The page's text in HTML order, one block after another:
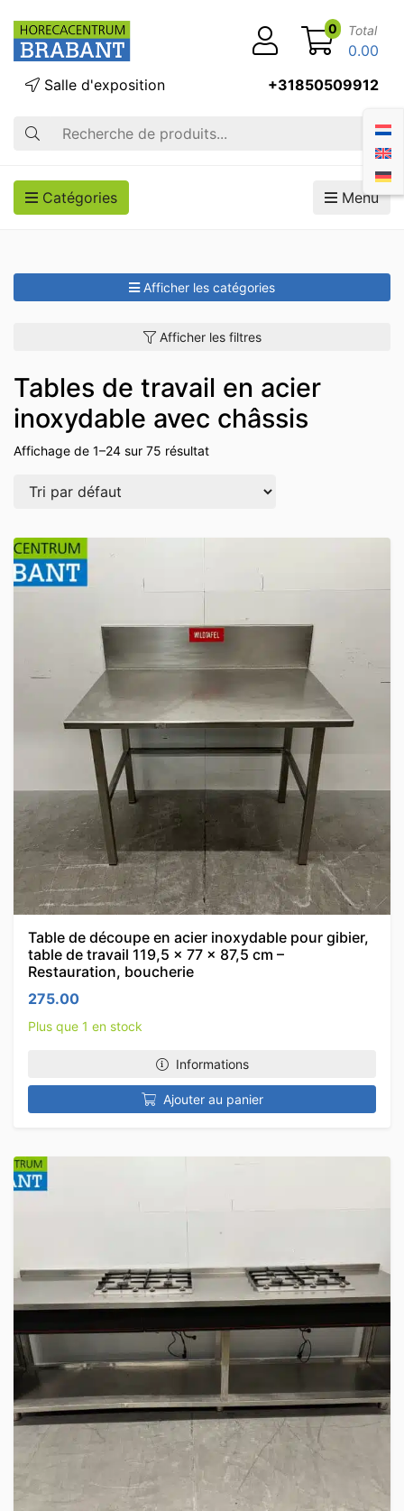
Recherche
Salle d'exposition +31850509912
0 Total
0.00
Catégories Menu
Afficher les catégories
Afficher les filtres
Tables de travail en acier
inoxydable avec châssis
Affichage de 1–24 sur 75 résultat
Table de découpe en acier inoxydable pour gibier,
table de travail 119,5 x 77 x 87,5 cm –
Restauration, boucherie
275.00
Plus que 1 en stock
Informations
Ajouter au panier